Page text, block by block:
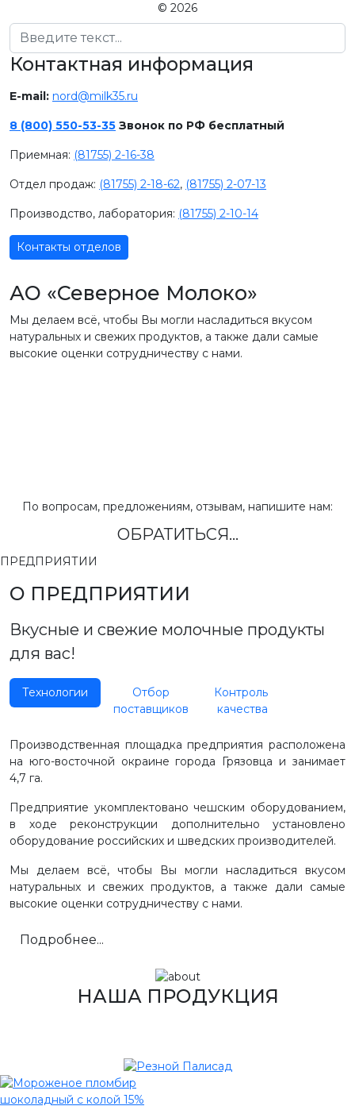
© 2026
Поиск
Контактная информация
E-mail: nord@milk35.ru
8 (800) 550-53-35 Звонок по РФ бесплатный
Приемная: (81755) 2-16-38
Отдел продаж: (81755) 2-18-62, (81755) 2-07-13
Производство, лаборатория: (81755) 2-10-14
Контакты отделов
АО «Северное Молоко»
Мы делаем всё, чтобы Вы могли насладиться вкусом
натуральных и свежих продуктов, а также дали самые
высокие оценки сотрудничеству с нами.
По вопросам, предложениям, отзывам, напишите нам:
ОБРАТИТЬСЯ...
ПРЕДПРИЯТИИ
О ПРЕДПРИЯТИИ
Вкусные и свежие молочные продукты
для вас!
Технологии
Отбор
поставщиков
Контроль
качества
Производственная площадка предприятия расположена
на юго-восточной окраине города Грязовца и занимает
4,7 га.
Предприятие укомплектовано чешским оборудованием,
в ходе реконструкции дополнительно установлено
оборудование российских и шведских производителей.
Мы делаем всё, чтобы Вы могли насладиться вкусом
натуральных и свежих продуктов, а также дали самые
высокие оценки сотрудничеству с нами.
Подробнее...
НАША ПРОДУКЦИЯ